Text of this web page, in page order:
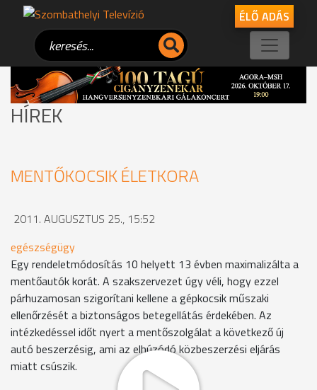
ÉLŐ ADÁS
HÍREK
MENTŐKOCSIK ÉLETKORA
2011. AUGUSZTUS 25., 15:52
egészségügy
Egy rendeletmódosítás 10 helyett 13 évben maximalizálta a
mentőautók korát. A szakszervezet úgy véli, hogy ezzel
párhuzamosan szigorítani kellene a gépkocsik műszaki
ellenőrzését a biztonságos betegellátás érdekében. Az
intézkedéssel időt nyert a mentőszolgálat a következő új
autó beszerzésig, ami az elhúzódó közbeszerzési eljárás
miatt csúszik.